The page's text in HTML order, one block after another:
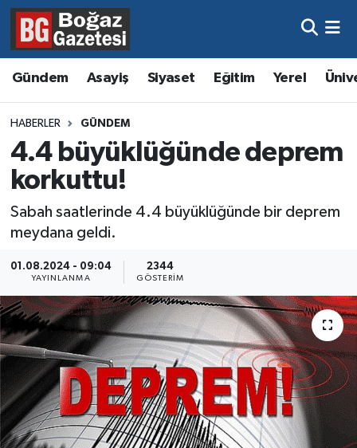
Gündem Asayiş Siyaset Eğitim Yerel
HABERLER GÜNDEM
4.4 büyüklüğünde deprem
korkuttu!
Sabah saatlerinde 4.4 büyüklüğünde bir deprem
meydana geldi.
01.08.2024 - 09:04
YAYINLANMA
2344
GÖSTERIM
Asayiş
Eğitim
Ekonomi
Gündem
Magazin
Resmi İlanlar
Sağlık
Hava Durumu
Trafik Durumu
Süper Lig Puan Durumu ve Fikstür
Tüm Manşetler
Haber Arşivi